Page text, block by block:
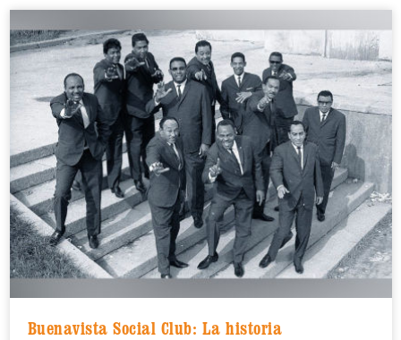
Buenavista Social Club: La historia